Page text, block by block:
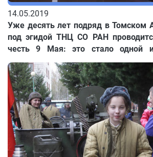
14.05.2019
Уже десять лет подряд в Томском
под эгидой ТНЦ СО РАН
честь 9 Мая: это стало одной
традиций нашего любимого
значимый для всей нашей
Академгородка и
Томского научного центра
Аллее Славы.